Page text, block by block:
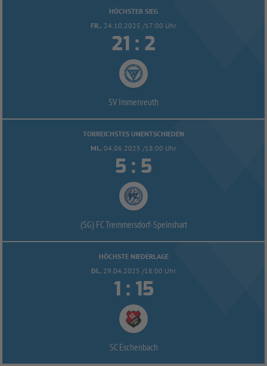
HÖCHSTER SIEG
FR.. 24.10.2025 /17:00 Uhr
 : 
SV Immenreuth
TORREICHSTES UNENTSCHIEDEN
MI.. 04.06.2025 /18:00 Uhr
 : 
(SG) FC Tremmersdorf-Speinshart
HÖCHSTE NIEDERLAGE
DI.. 29.04.2025 /18:00 Uhr
 : 
SC Eschenbach